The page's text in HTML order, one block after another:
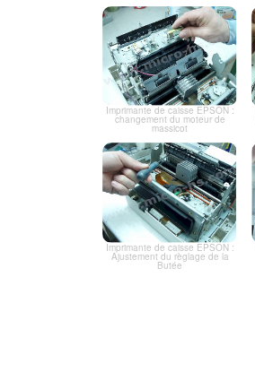
Imprimante de caisse EPSON :
changement du moteur de
massicot
Imprimante de caisse EPSON :
Ajustement du règlage de la
Butée